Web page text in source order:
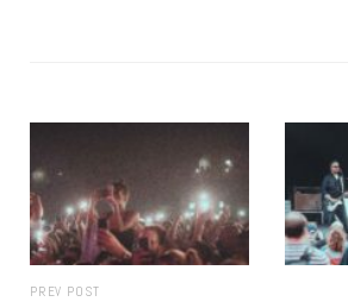
PREV POST